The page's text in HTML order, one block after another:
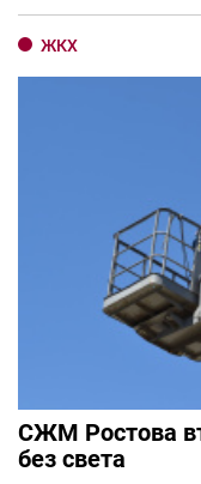
ЖКХ
СЖМ Ростова
без света